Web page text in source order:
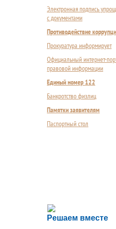
Электронная подпись
с документами
Противодействие
Прокуратура информирует
Официальный интернет-
правовой информации
Единый номер 122
Банкротство физлиц
Памятки заявителям
Паспортный стол
Решаем вместе
Сложности с
Сообщите об этом